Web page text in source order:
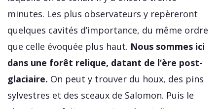
minutes. Les plus observateurs y repèreront
quelques cavités d’importance, du même ordre
que celle évoquée plus haut. Nous sommes ici
dans une forêt relique, datant de l’ère post-
glaciaire. On peut y trouver du houx, des pins
sylvestres et des sceaux de Salomon. Puis le